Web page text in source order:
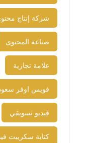
شركة إنتاج محتوى
صناعة المحتوى
علامة تجارية
فويس اوفر سعودي
فيديو تسويقي
كتابة سكريبت فيديو